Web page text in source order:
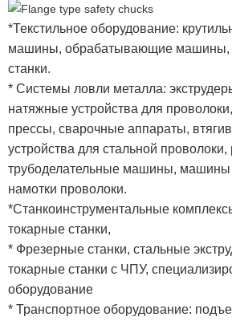
*Текстильное оборудование:
машины, обрабатывающие машины,
станки.
* Системы ловли металла:
натяжные устройства для проволоки,
прессы, сварочные аппараты,
устройства для стальной проволоки,
трубоделательные машины, машины
намотки проволоки.
*Станкоинструментальные
токарные станки,
* Фрезерные станки, стальные
токарные станки с ЧПУ,
оборудование
* Транспортное оборудование: